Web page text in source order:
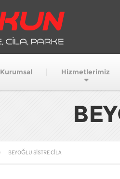
Kurumsal Hizmetlerimiz
BEYOĞLU SİSTRE CİLA